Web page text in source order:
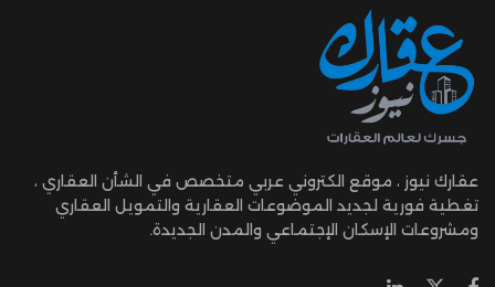
عقارك نيوز ، موقع الكتروني عربي متخصص في الشأن العقاري ،
تغطية فورية لجديد الموضوعات العقارية والتمويل العقاري
ومشروعات الإسكان الإجتماعي والمدن الجديدة.